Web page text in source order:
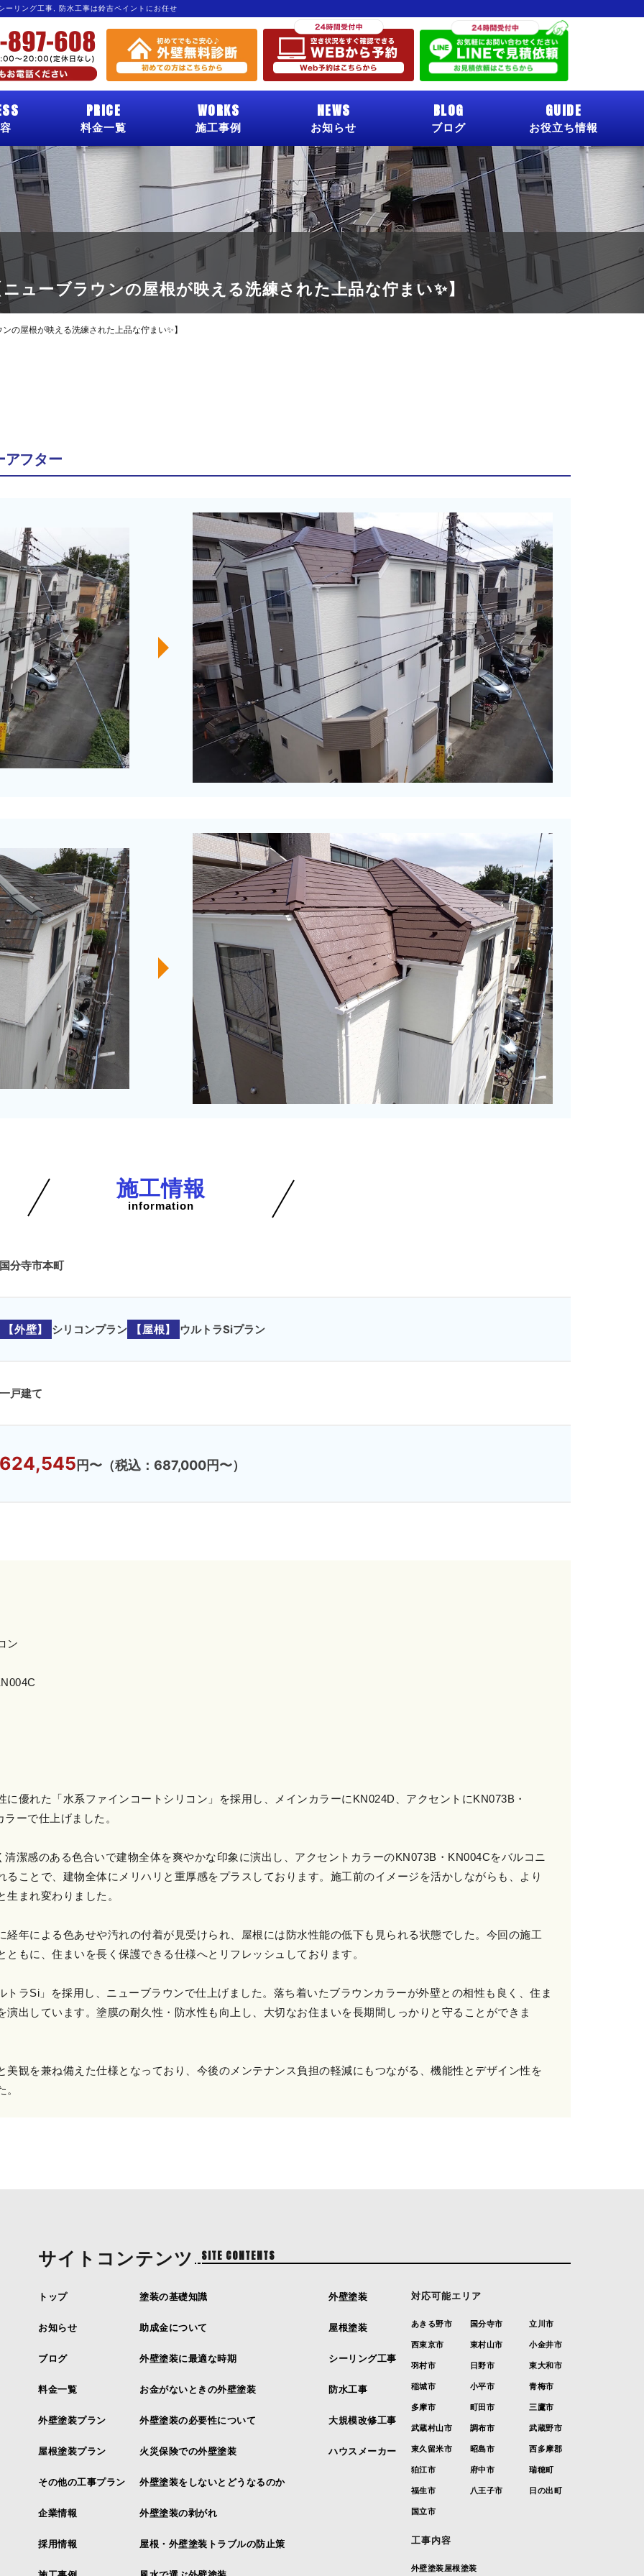
リング工事, 防水工事は鈴吉ペイントにお任せ
PRICE
料金一覧
WORKS
施工事例
NEWS
お知らせ
BLOG
ブログ
GUIDE
お役立ち情報
ューブラウンの屋根が映える洗練された上品な佇まい✨】
の屋根が映える洗練された上品な佇まい✨】
アフター
施工情報
information
国分寺市本町
【外壁】 シリコンプラン 【屋根】 ウルトラSiプラン
一戸建て
624,545円〜 （税込：687,000円〜）
ン
に優れた「水系ファインコートシリコン」を採用し、メインカラーにKN024D、アクセントにKN073B・
ーで仕上げました。
潔感のある色合いで建物全体を爽やかな印象に演出し、アクセントカラーのKN073B・KN004Cをバルコニ
ることで、建物全体にメリハリと重厚感をプラスしております。施工前のイメージを活かしながらも、より
まれ変わりました。
経年による色あせや汚れの付着が見受けられ、屋根には防水性能の低下も見られる状態でした。今回の施工
ともに、住まいを長く保護できる仕様へとリフレッシュしております。
トラSi」を採用し、ニューブラウンで仕上げました。落ち着いたブラウンカラーが外壁との相性も良く、住ま
演出しています。塗膜の耐久性・防水性も向上し、大切なお住まいを長期間しっかりと守ることができま
美観を兼ね備えた仕様となっており、今後のメンテナンス負担の軽減にもつながる、機能性とデザイン性を
サイトコンテンツ SITE CONTENTS
トップ
お知らせ
ブログ
料金一覧
外壁塗装プラン
屋根塗装プラン
その他の工事プラン
企業情報
採用情報
塗装の基礎知識
助成金について
外壁塗装に最適な時期
お金がないときの外壁塗装
外壁塗装の必要性について
火災保険での外壁塗装
外壁塗装をしないとどうなるのか
外壁塗装の剥がれ
屋根・外壁塗装トラブルの防止策
外壁塗装
屋根塗装
シーリング工事
防水工事
大規模改修工事
ハウスメーカー
対応可能エリア
あきる野市
西東京市
羽村市
稲城市
多摩市
武蔵村山市
東久留米市
狛江市
福生市
国立市
国分寺市
東村山市
日野市
小平市
町田市
調布市
昭島市
府中市
八王子市
立川市
小金井市
東大和市
青梅市
三鷹市
武蔵野市
西多摩郡
瑞穂町
日の出町
工事内容
外壁塗装屋根塗装